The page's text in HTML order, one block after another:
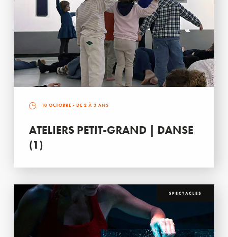
10 OCTOBRE - DE 2 À 3 ANS
ATELIERS PETIT-GRAND | DANSE
(1)
SPECTACLES